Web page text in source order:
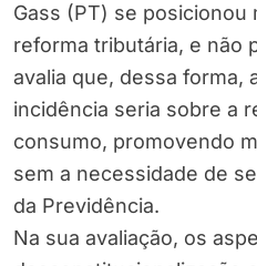
Gass (PT) se posicionou
reforma tributária, e não
avalia que, dessa forma,
incidência seria sobre a
consumo, promovendo
sem a necessidade de
da Previdência.
Na sua avaliação, os